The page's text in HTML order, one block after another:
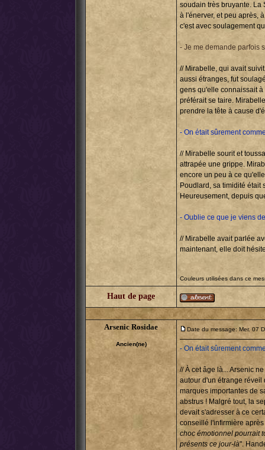
soudain très bruyante. La
à l'énerver, et peu après,
c'est avec soulagement
- Je me demande parfois
// Mirabelle, qui avait
aussi étranges, fut
gens qu'elle connaissait
préférait se taire.
prendre la tête à cause
- On était sûrement
// Mirabelle sourit et
attrapée une grippe.
encore un peu à ce
Poudlard, sa timidité
Heureusement, depuis
- Oublie ce que je viens
// Mirabelle avait parlée
maintenant, elle doit
Couleurs utilisées dans ce
Haut de page
Arsenic Rosidae
Ancien(ne)
Date du message: Mer. 07
- On était sûrement
// À cet âge là... Arsenic
autour d'un étrange réveil
marques importantes de
abstrus ! Malgré tout, la
devait s'adresser à ce
conseillé l'infirmière
choc émotionnel pourrait
présents ce jour-là".